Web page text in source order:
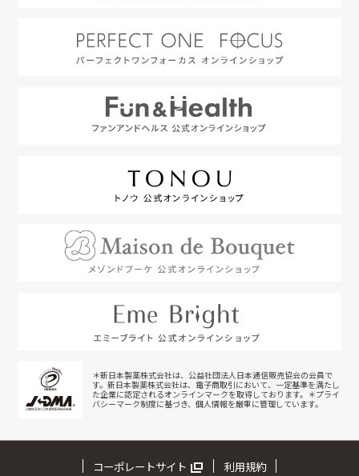
＊新日本製薬株式会社は、公益社団法人日本通信販売協会の会員で
す。新日本製薬株式会社は、電子商取引において、一定基準を満たし
た企業に認定されるオンラインマークを取得しております。＊プライ
バシーマーク制度に基づき、個人情報を厳重に管理しています。
コーポレートサイト 利用規約